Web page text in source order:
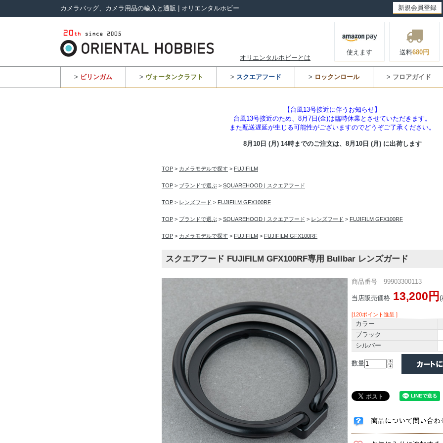
カメラバッグ、カメラ用品の輸入と通販 | オリエンタルホビー 新規会員登録
オリエンタルホビーとは
使えます 送料680円
> ビリンガム > ヴォータンクラフト > スクエアフード > ロックンロール > フロアガイド
【台風13号接近に伴うお知らせ】
台風13号接近のため、8月7日(金)は臨時休業とさせていただきます。
また配送遅延が生じる可能性がございますのでどうぞご了承ください。
8月10日 (月) 14時までのご注文は、 8月10日 (月) に出荷します
TOP > カメラモデルで探す > FUJIFILM
TOP > ブランドで選ぶ > SQUAREHOOD | スクエアフード
TOP > レンズフード > FUJIFILM GFX100RF
TOP > ブランドで選ぶ > SQUAREHOOD | スクエアフード > レンズフード > FUJIFILM GFX100RF
TOP > カメラモデルで探す > FUJIFILM > FUJIFILM GFX100RF
スクエアフード FUJIFILM GFX100RF専用 Bullbar レンズガード
商品番号 99903300113
当店販売価格 13,200円(
[120ポイント進呈 ]
カラー
ブラック
シルバー
数量